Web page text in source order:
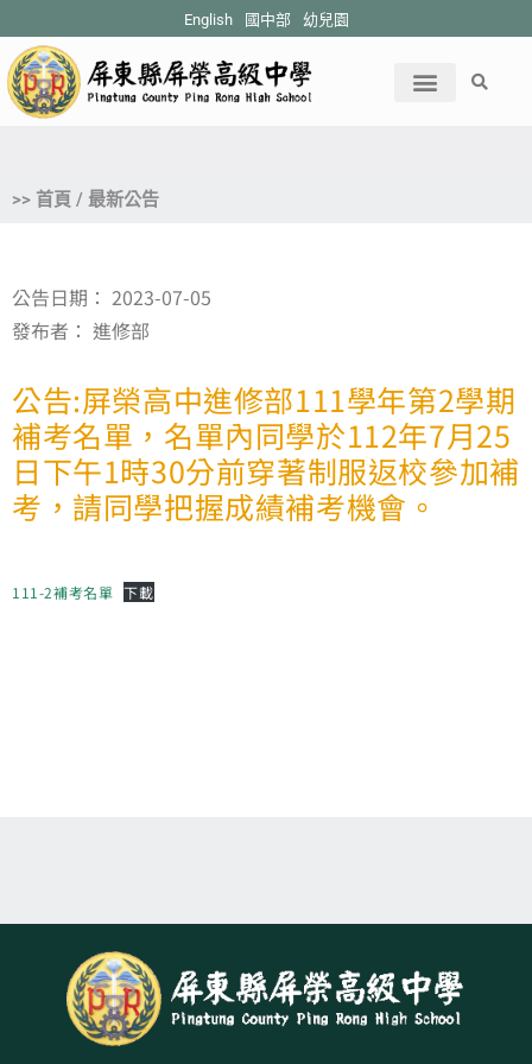
English 國中部 幼兒園
>> 首頁 / 最新公告
公告日期： 2023-07-05
發布者： 進修部
公告:屏榮高中進修部111學年第2學期
補考名單，名單內同學於112年7月25
日下午1時30分前穿著制服返校參加補
考，請同學把握成績補考機會。
111-2補考名單 下載